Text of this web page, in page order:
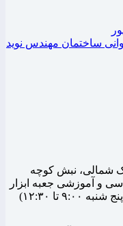
ساختمان مهندس نوید
شمالی، نبش کوچه
و آموزشی جعبه ابزار